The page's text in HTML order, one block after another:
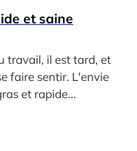
et saine
travail, il est tard, et
faire sentir. L'envie
et rapide...